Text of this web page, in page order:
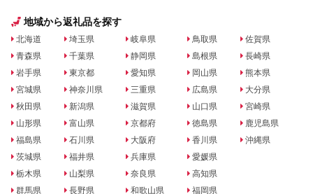
地域から返礼品を探す
北海道
青森県
岩手県
宮城県
秋田県
山形県
福島県
茨城県
栃木県
群馬県
埼玉県
千葉県
東京都
神奈川県
新潟県
富山県
石川県
福井県
山梨県
長野県
岐阜県
静岡県
愛知県
三重県
滋賀県
京都府
大阪府
兵庫県
奈良県
和歌山県
鳥取県
島根県
岡山県
広島県
山口県
徳島県
香川県
愛媛県
高知県
福岡県
佐賀県
長崎県
熊本県
大分県
宮崎県
鹿児島県
沖縄県